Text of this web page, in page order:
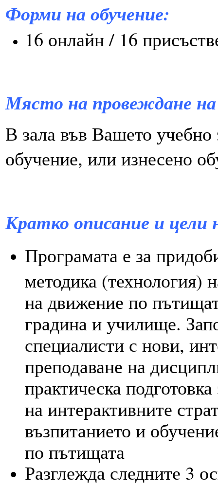
Форми на обучение:
16 онлайн / 16
Място на провеждане
В зала във Вашето учебно
обучение, или изнесено
Кратко описание и цели
Програмата е за
методика (технология)
на движение по
градина и училище.
специалисти с нови,
преподаване на
практическа
на интерактивните
възпитанието и
по пътищата
Разглежда следните 3